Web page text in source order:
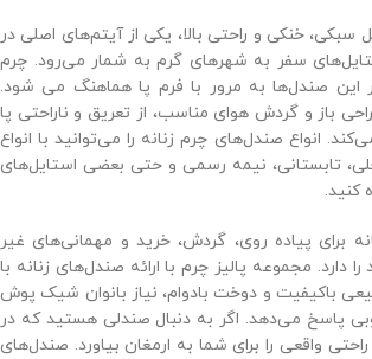
سبکی، خنکی و راحتی بالا، یکی از آیتم‌های اصلی در
سفر به شهرهای گرم به شمار می‌رود. چرم
این صندل‌ها به ‌مرور با فرم پا هماهنگ می شود.
باز و گردش هوای مناسب، از تعریق و ناراحتی پا
انواع صندل‌های چرم زنانه را می‌توانید با انواع
تابستانی، نیمه‌ رسمی و حتی بعضی استایل‌های
کنید.
برای پیاده ‌روی، گردش، خرید و مهمانی‌های غیر
دارد. مجموعه پالیز چرم با ارائه صندل‌های زنانه با
باکیفیت و دوخت بادوام، نیاز بانوان شیک ‌پوش
پاسخ می‌دهد. اگر به دنبال صندلی هستید که در
راحتی واقعی را برای شما به ارمغان بیاورد. صندل‌های